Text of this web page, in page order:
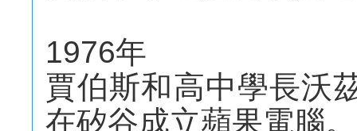
1976年
賈伯斯和高中學長沃
在矽谷成立蘋果電腦。